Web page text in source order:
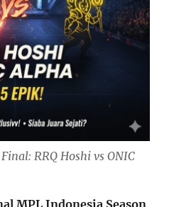
RRQ Hoshi vs ONIC
MPL Indonesia Season